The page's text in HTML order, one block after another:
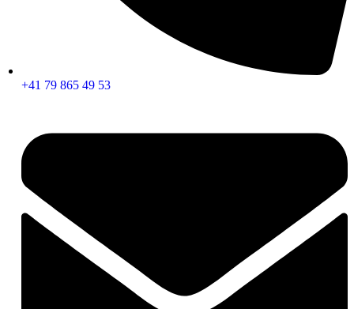
+41 79 865 49 53